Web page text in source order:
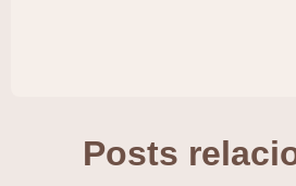
Posts